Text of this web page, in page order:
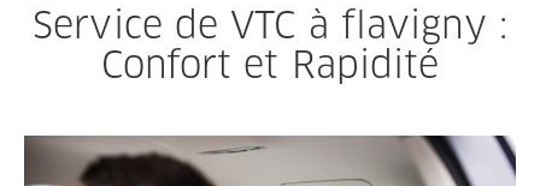
Conduire
Termes et Conditions
Service de VTC à flavigny :
Confort et Rapidité